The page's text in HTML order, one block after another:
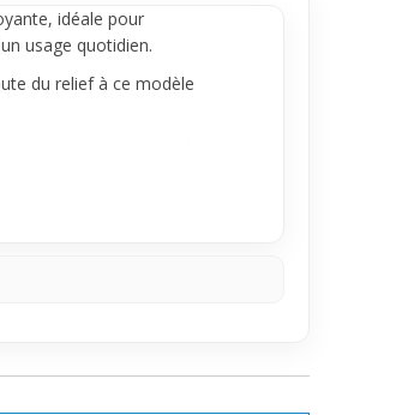
idéale pour
usage quotidien.
du relief à ce modèle